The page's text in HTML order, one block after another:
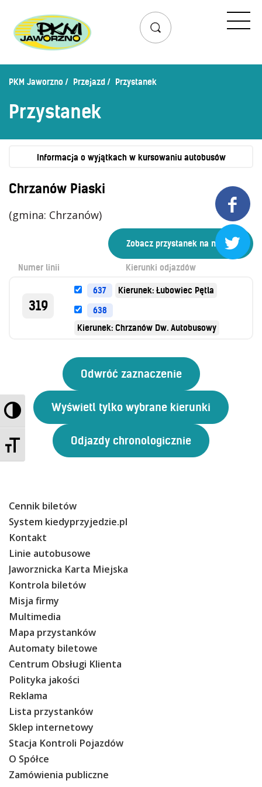
Przełącz wysoki kontrast
Zmień rozmiar czcionek


Przejazd
Lista przystanków
Zaplanuj podróż – wyszukiwarka połączeń
Schemat linii nocnych
Uprawnienia do ulg
Regulamin przewozów
Honorowanie biletów ZK„KM”
Kontrola biletów
Automaty biletowe
Sprzedaż biletów u kierowców
Jaworznicka Karta Miejska
Open Payment System
Inne
Multimedia
Ochrona danych osobowych
PKM Jaworzno Przejazd Przystanek
Przystanek
Informacja o wyjątkach w kursowaniu autobusów
Chrzanów Piaski
(gmina: Chrzanów)
Numer linii Kierunki odjazdów
319
637
Kierunek: Łubowiec Pętla
638
Kierunek: Chrzanów Dw. Autobusowy
Cennik biletów
System kiedyprzyjedzie.pl
Kontakt
Linie autobusowe
Jaworznicka Karta Miejska
Kontrola biletów
Misja firmy
Multimedia
Mapa przystanków
Automaty biletowe
Centrum Obsługi Klienta
Polityka jakości
Reklama
Lista przystanków
Sklep internetowy
Stacja Kontroli Pojazdów
O Spółce
Zamówienia publiczne